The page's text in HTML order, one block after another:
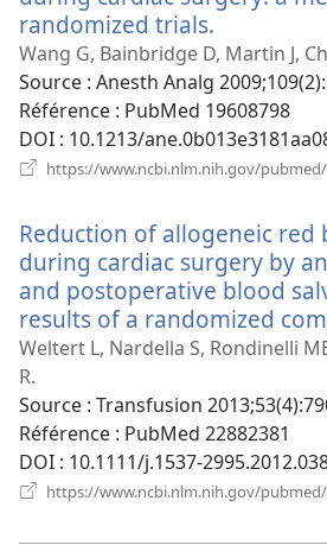
randomized trials.
une
nouvelle
fenêtre)
Wang G, Bainbridge D, Martin J,
Source ‎: Anesth Analg
Référence ‎: PubMed 19608798
DOI ‎: 10.1213/
https://www.ncbi.nlm.nih.gov/pubmed/
Reduction of allogeneic red
during cardiac surgery by
and postoperative blood
results of a randomized
Weltert L, Nardella S, Rondinelli
R.
Source ‎: Transfusion
Référence ‎: PubMed 22882381
DOI ‎: 10.1111/j.1537-
https://www.ncbi.nlm.nih.gov/pubmed/